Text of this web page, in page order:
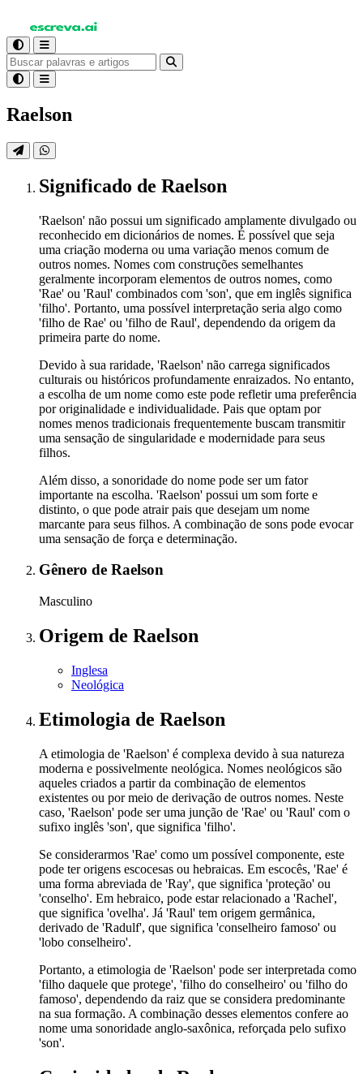
Raelson
Significado de Raelson
'Raelson' não possui um significado amplamente divulgado ou
reconhecido em dicionários de nomes. É possível que seja
uma criação moderna ou uma variação menos comum de
outros nomes. Nomes com construções semelhantes
geralmente incorporam elementos de outros nomes, como
'Rae' ou 'Raul' combinados com 'son', que em inglês significa
'filho'. Portanto, uma possível interpretação seria algo como
'filho de Rae' ou 'filho de Raul', dependendo da origem da
primeira parte do nome.
Devido à sua raridade, 'Raelson' não carrega significados
culturais ou históricos profundamente enraizados. No entanto,
a escolha de um nome como este pode refletir uma preferência
por originalidade e individualidade. Pais que optam por
nomes menos tradicionais frequentemente buscam transmitir
uma sensação de singularidade e modernidade para seus
filhos.
Além disso, a sonoridade do nome pode ser um fator
importante na escolha. 'Raelson' possui um som forte e
distinto, o que pode atrair pais que desejam um nome
marcante para seus filhos. A combinação de sons pode evocar
uma sensação de força e determinação.
Gênero de Raelson
Masculino
Origem de Raelson
Inglesa
Neológica
Etimologia de Raelson
A etimologia de 'Raelson' é complexa devido à sua natureza
moderna e possivelmente neológica. Nomes neológicos são
aqueles criados a partir da combinação de elementos
existentes ou por meio de derivação de outros nomes. Neste
caso, 'Raelson' pode ser uma junção de 'Rae' ou 'Raul' com o
sufixo inglês 'son', que significa 'filho'.
Se considerarmos 'Rae' como um possível componente, este
pode ter origens escocesas ou hebraicas. Em escocês, 'Rae' é
uma forma abreviada de 'Ray', que significa 'proteção' ou
'conselho'. Em hebraico, pode estar relacionado a 'Rachel',
que significa 'ovelha'. Já 'Raul' tem origem germânica,
derivado de 'Radulf', que significa 'conselheiro famoso' ou
'lobo conselheiro'.
Portanto, a etimologia de 'Raelson' pode ser interpretada como
'filho daquele que protege', 'filho do conselheiro' ou 'filho do
famoso', dependendo da raiz que se considera predominante
na sua formação. A combinação desses elementos confere ao
nome uma sonoridade anglo-saxônica, reforçada pelo sufixo
'son'.